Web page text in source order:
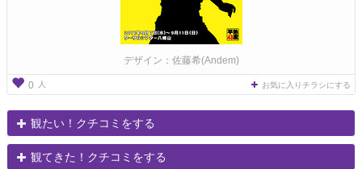
デザイン：佐藤希(Andem)
0 人 お気に入りチラシにする
観たい！クチコミをする
観てきた！クチコミをする